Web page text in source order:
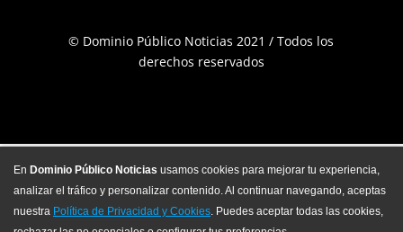
© Dominio Público Noticias 2021 / Todos los
derechos reservados
En Dominio Público Noticias usamos cookies para mejorar tu experiencia,
analizar el tráfico y personalizar contenido. Al continuar navegando, aceptas
nuestra Política de Privacidad y Cookies. Puedes aceptar todas las cookies,